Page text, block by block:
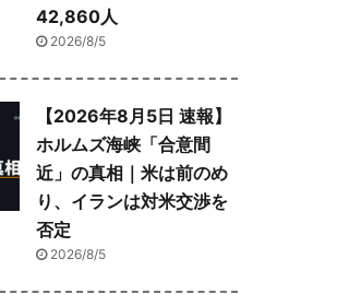
42,860人
2026/8/5
【2026年8月5日 速報】
ホルムズ海峡「合意間
近」の真相｜米は前のめ
り、イランは対米交渉を
否定
2026/8/5